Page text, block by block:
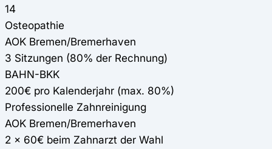
14
Osteopathie
AOK Bremen/Bremerhaven
3 Sitzungen (80% der Rechnung)
BAHN-BKK
200€ pro Kalenderjahr (max. 80%)
Professionelle Zahnreinigung
AOK Bremen/Bremerhaven
2 x 60€ beim Zahnarzt der Wahl